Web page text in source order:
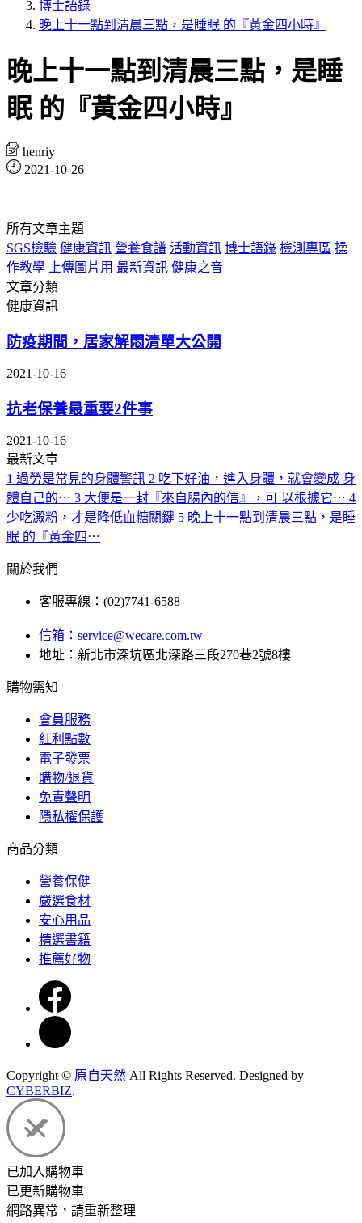
博士語錄
晚上十一點到清晨三點，是睡眠 的『黃金四小時』
晚上十一點到清晨三點，是睡
眠 的『黃金四小時』
henriy
2021-10-26
所有文章主題
SGS檢驗 健康資訊 營養食譜 活動資訊 博士語錄 檢測專區 操
作教學
上傳圖片用 最新資訊 健康之音
文章分類
健康資訊
防疫期間，居家解悶清單大公開
2021-10-16
抗老保養最重要2件事
2021-10-16
最新文章
1 過勞是常見的身體警訊 2 吃下好油，進入身體，就會變成 身
體自己的⋯ 3 大便是一封『來自腸內的信』，可 以根據它⋯ 4
少吃澱粉，才是降低血糖關鍵 5 晚上十一點到清晨三點，是睡
眠 的『黃金四⋯
關於我們
客服專線：(02)7741-6588
信箱： service@wecare.com.tw
地址：新北市深坑區北深路三段270巷2號8樓
購物需知
會員服務
紅利點數
電子發票
購物/退貨
免責聲明
隱私權保護
商品分類
營養保健
嚴選食材
安心用品
精選書籍
推薦好物
Copyright © 原自天然 All Rights Reserved. Designed by
CYBERBIZ.
已加入購物車
已更新購物車
網路異常，請重新整理